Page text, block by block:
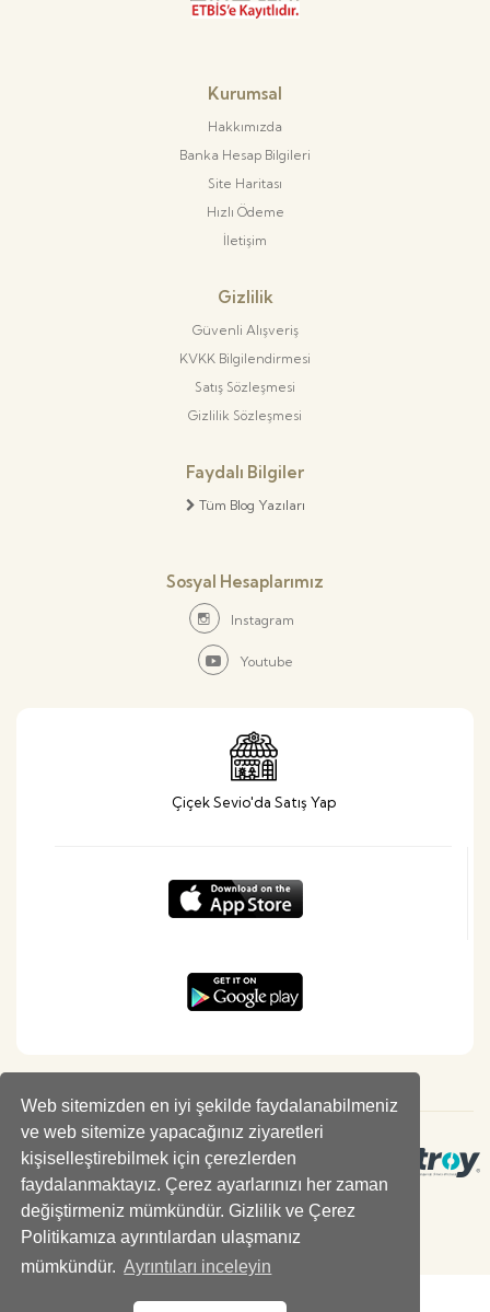
Web sitemizden en iyi şekilde faydalanabilmeniz
ve web sitemize yapacağınız ziyaretleri
kişiselleştirebilmek için çerezlerden
faydalanmaktayız. Çerez ayarlarınızı her zaman
değiştirmeniz mümkündür. Gizlilik ve Çerez
Politikamıza ayrıntılardan ulaşmanız
mümkündür. Ayrıntıları inceleyin
Kurumsal
Hakkımızda
Banka Hesap Bilgileri
Site Haritası
Hızlı Ödeme
İletişim
Gizlilik
Güvenli Alışveriş
KVKK Bilgilendirmesi
Satış Sözleşmesi
Gizlilik Sözleşmesi
Faydalı Bilgiler
Tüm Blog Yazıları
Sosyal Hesaplarımız
Instagram
Youtube
Çiçek Sevio'da Satış Yap